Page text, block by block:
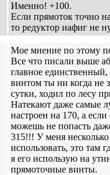
Именно! +100.
Если прямоток точно
то редуктор нафиг не
Мое мнение по этому
Все что писали выше
главное
винтом ты ни когда не
сутки, ходил по лесу
Натекают даже самые
настроен на 170, а
можешь нe попасть
315!!! У меня
использовать, это там
я его использую на
прямоточные винты.